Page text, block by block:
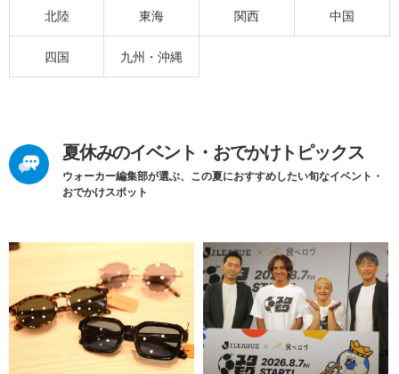
北陸 東海 関西 中国
四国 九州・沖縄
夏休みのイベント・おでかけトピックス
ウォーカー編集部が選ぶ、この夏におすすめしたい旬なイベント・
おでかけスポット